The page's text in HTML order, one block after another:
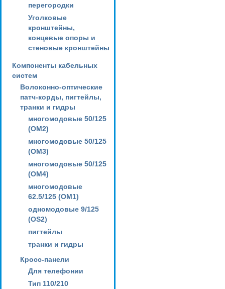
перегородки
Уголковые
кронштейны,
концевые опоры и
стеновые кронштейны
Компоненты кабельных
систем
Волоконно-оптические
патч-корды, пигтейлы,
транки и гидры
многомодовые 50/125
(OM2)
многомодовые 50/125
(OM3)
многомодовые 50/125
(OM4)
многомодовые
62.5/125 (OM1)
одномодовые 9/125
(OS2)
пигтейлы
транки и гидры
Кросс-панели
Для телефонии
Тип 110/210